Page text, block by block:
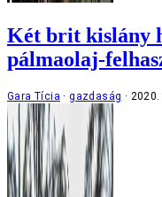
Két brit kislány
pálmaolaj-
Gara Tícia gazdaság 2020.